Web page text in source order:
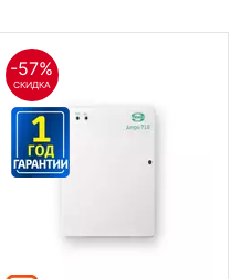
-57%
СКИДКА